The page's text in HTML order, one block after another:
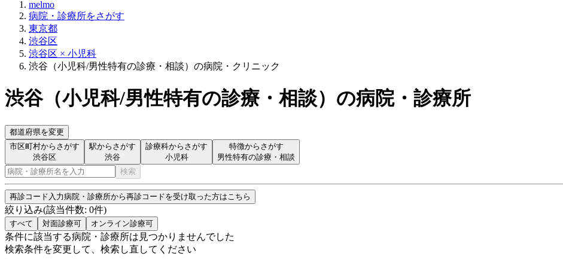
melmo
病院・診療所をさがす
東京都
渋谷区
渋谷区 × 小児科
渋谷（小児科/男性特有の診療・相談）の病院・クリニック
渋谷（小児科/男性特有の診療・相談） の病院・診療所
都道府県を変更
市区町村からさがす
渋谷区
駅からさがす
渋谷
診療科からさがす
小児科
特徴からさがす
男性特有の診療・相談
検索
再診コード入力病院・診療所から再診コードを受け取った方はこちら
絞り込み(該当件数: 0件)
すべて 対面診療可 オンライン診療可
条件に該当する病院・診療所は見つかりませんでした
検索条件を変更して、検索し直してください